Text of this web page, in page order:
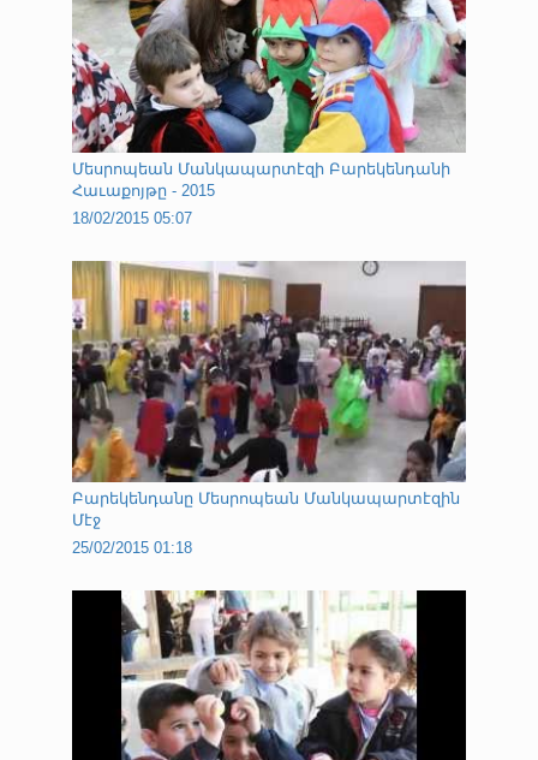
Մեսրոպեան Մանկապարտէզի Բարեկենդանի
Հաւաքոյթը - 2015
18/02/2015 05:07
Բարեկենդանը Մեսրոպեան Մանկապարտէզին
Մէջ
25/02/2015 01:18